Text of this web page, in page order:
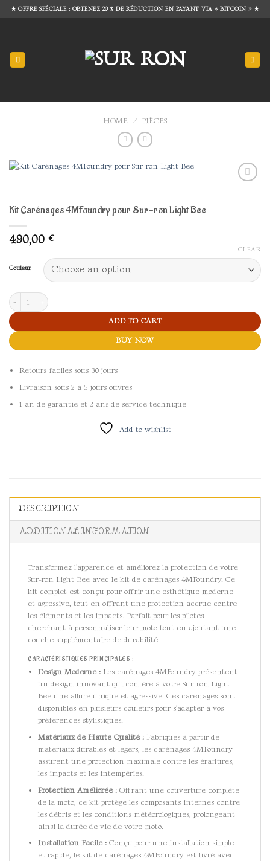
★ OFFRE SPÉCIALE : OBTENEZ 20 % DE RÉDUCTION EN PAYANT VIA « BITCOIN » ★
HOME / PIÈCES
Kit Carénages 4MFoundry pour Sur-ron Light Bee
490,00 €
Couleur
CLEAR
Kit Carénages 4MFoundry pour Sur-ron Light Bee quantity
ADD TO CART
BUY NOW
Retours faciles sous 30 jours
Livraison sous 2 à 5 jours ouvrés
1 an de garantie et 2 ans de service technique
Add to wishlist
DESCRIPTION
ADDITIONAL INFORMATION
Transformez l’apparence et améliorez la protection de votre
Sur-ron Light Bee avec le kit de carénages 4MFoundry. Ce
kit complet est conçu pour offrir une esthétique moderne
et agressive, tout en offrant une protection accrue contre
les éléments et les impacts. Parfait pour les pilotes
cherchant à personnaliser leur moto tout en ajoutant une
couche supplémentaire de durabilité.
CARACTÉRISTIQUES PRINCIPALES :
Design Moderne :Les carénages 4MFoundry présentent
un design innovant qui confère à votre Sur-ron Light
Bee une allure unique et agressive. Ces carénages sont
disponibles en plusieurs couleurs pour s’adapter à vos
préférences stylistiques.
Matériaux de Haute Qualité :Fabriqués à partir de
matériaux durables et légers, les carénages 4MFoundry
assurent une protection maximale contre les éraflures,
les impacts et les intempéries.
Protection Améliorée :Offrant une couverture complète
de la moto, ce kit protège les composants internes contre
les débris et les conditions météorologiques, prolongeant
ainsi la durée de vie de votre moto.
Installation Facile :Conçu pour une installation simple
et rapide, le kit de carénages 4MFoundry est livré avec